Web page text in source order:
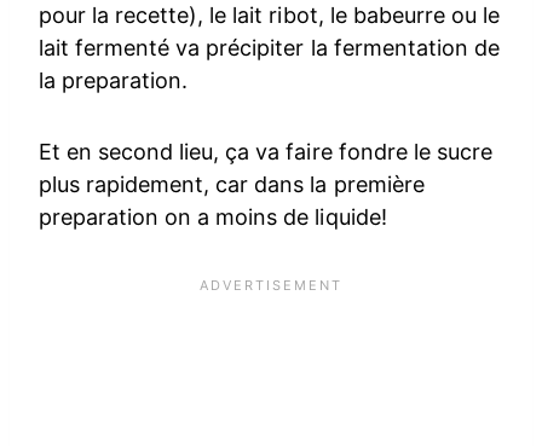
pour la recette), le lait ribot, le babeurre ou le
lait fermenté va précipiter la fermentation de
la preparation.
Et en second lieu, ça va faire fondre le sucre
plus rapidement, car dans la première
preparation on a moins de liquide!